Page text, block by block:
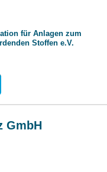
für Anlagen zum
Stoffen e.V.
GmbH